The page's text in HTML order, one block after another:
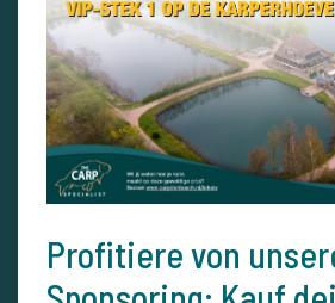
Profitiere von